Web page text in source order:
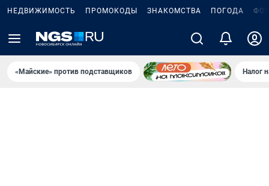
НЕДВИЖИМОСТЬ ПРОМОКОДЫ ЗНАКОМСТВА ПОГОДА
«Майские» против подставщиков Налог